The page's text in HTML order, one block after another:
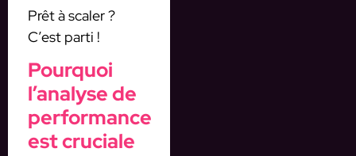
Prêt à scaler ?
C’est parti !
Pourquoi
l’analyse de
performance
est cruciale